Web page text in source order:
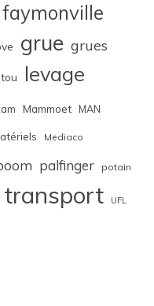
faymonville
grue grues
levage
Mammoet MAN
Mediaco
palfinger potain
transport UFL